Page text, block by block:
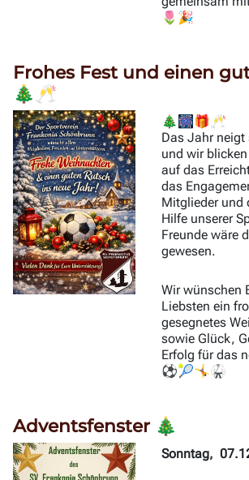
🌷🎉
Frohes Fest und einen
🎄🥂
🎄🎆🎁🥂
Das Jahr neigt
und wir
auf das
das
Mitglieder und
Hilfe unserer
Freunde wäre
gewesen.
Wir wünschen
Liebsten ein
gesegnetes
sowie Glück,
Erfolg für das
⚽🎾🤸🥋
Adventsfenster 🎄
Sonntag,